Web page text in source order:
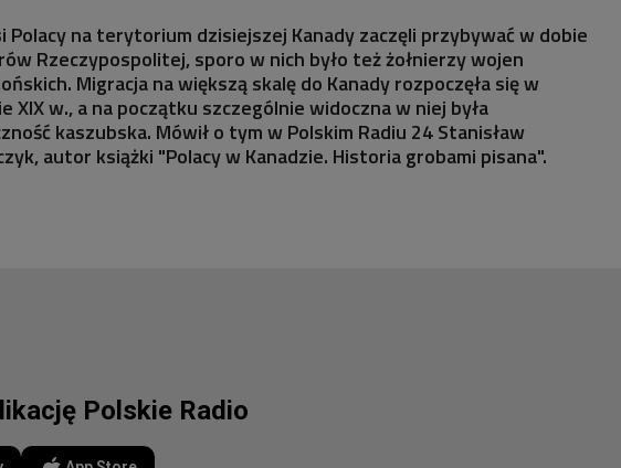
Polacy na terytorium dzisiejszej Kanady zaczęli przybywać w dobie
Rzeczypospolitej, sporo w nich było też żołnierzy wojen
Migracja na większą skalę do Kanady rozpoczęła się w
XIX w., a na początku szczególnie widoczna w niej była
kaszubska. Mówił o tym w Polskim Radiu 24 Stanisław
autor książki "Polacy w Kanadzie. Historia grobami pisana".
Polskie Radio